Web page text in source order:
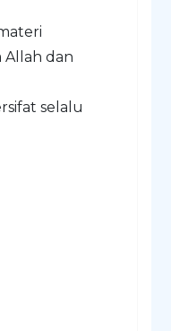
Allah dan
selalu